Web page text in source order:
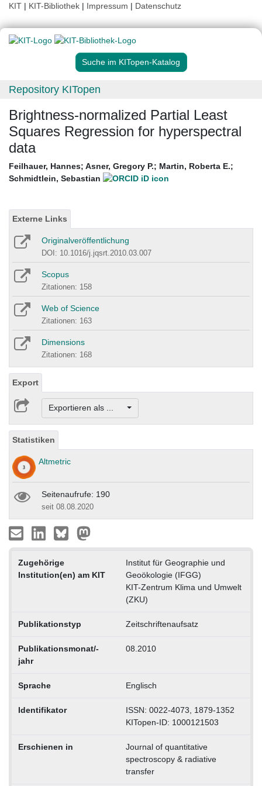
KIT | KIT-Bibliothek | Impressum | Datenschutz
Suche im KITopen-Katalog
Repository KITopen
Brightness-normalized Partial Least
Squares Regression for hyperspectral
data
Feilhauer, Hannes; Asner, Gregory P.; Martin, Roberta E.;
Schmidtlein, Sebastian
Externe Links
Originalveröffentlichung
DOI: 10.1016/j.jqsrt.2010.03.007
Scopus
Zitationen: 158
Web of Science
Zitationen: 163
Dimensions
Zitationen: 168
Export
Exportieren als ...
Statistiken
Altmetric
Seitenaufrufe: 190
seit 08.08.2020
Zugehörige
Institution(en) am KIT
Institut für Geographie und
Geoökologie (IFGG)
KIT-Zentrum Klima und Umwelt
(ZKU)
Publikationstyp Zeitschriftenaufsatz
Publikationsmonat/-
jahr
08.2010
Sprache Englisch
Identifikator
ISSN: 0022-4073, 1879-1352
KITopen-ID: 1000121503
Erschienen in
Journal of quantitative
spectroscopy & radiative
transfer